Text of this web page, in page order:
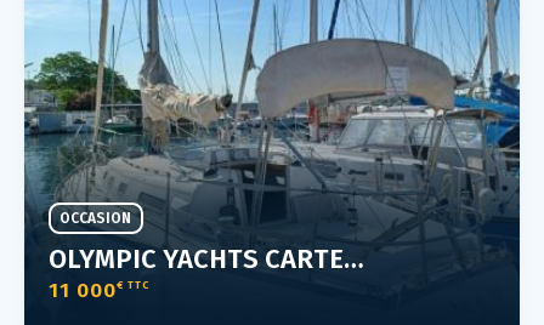
OLYMPIC YACHTS CARTER 33
11 000€ TTC
OCCASION